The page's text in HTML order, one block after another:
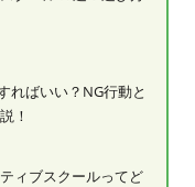
ればいい？NG行動と
！
ィブスクールってど